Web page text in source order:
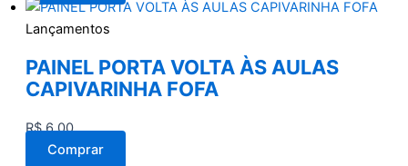
Lançamentos
PAINEL PORTA VOLTA ÀS AULAS
CAPIVARINHA FOFA
R$6,00
Comprar